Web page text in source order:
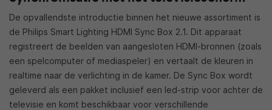
De opvallendste introductie binnen het nieuwe assortiment is
de Philips Smart Lighting HDMI Sync Box 2.1. Dit apparaat
registreert de beelden van aangesloten HDMI-bronnen (zoals
een spelcomputer of mediaspeler) en vertaalt de kleuren in
realtime naar de verlichting in de kamer. De Sync Box wordt
geleverd als een pakket inclusief een led-strip voor achter de
televisie en komt beschikbaar voor verschillende